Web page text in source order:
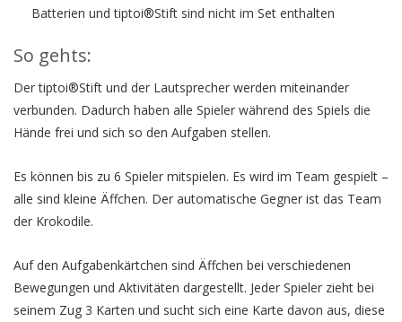
Batterien und tiptoi®Stift sind nicht im Set enthalten
So gehts:
Der tiptoi®Stift und der Lautsprecher werden miteinander
verbunden. Dadurch haben alle Spieler während des Spiels die
Hände frei und sich so den Aufgaben stellen.
Es können bis zu 6 Spieler mitspielen. Es wird im Team gespielt –
alle sind kleine Äffchen. Der automatische Gegner ist das Team
der Krokodile.
Auf den Aufgabenkärtchen sind Äffchen bei verschiedenen
Bewegungen und Aktivitäten dargestellt. Jeder Spieler zieht bei
seinem Zug 3 Karten und sucht sich eine Karte davon aus, diese